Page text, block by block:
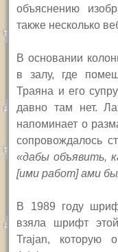
объяснению
также несколько
В основании
в залу, где
Траяна и его
давно там нет.
напоминает о
сопровождалось
«дабы объявить,
[ими работ] ами
В 1989 году
взяла шрифт
Trajan, которую